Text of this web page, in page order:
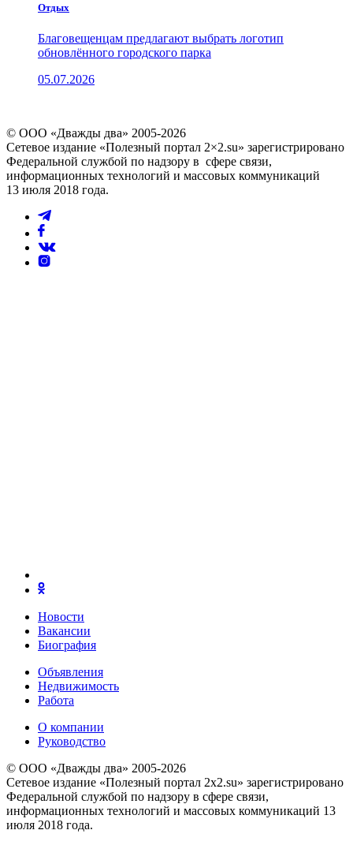
Отдых
Благовещенцам предлагают выбрать логотип
обновлённого городского парка
05.07.2026
© ООО «Дважды два» 2005-2026
Сетевое издание «Полезный портал 2×2.su» зарегистрировано
Федеральной службой по надзору в сфере связи,
информационных технологий и массовых коммуникаций
13 июля 2018 года.
Новости
Вакансии
Биография
Объявления
Недвижимость
Работа
О компании
Руководство
© ООО «Дважды два» 2005-2026
Сетевое издание «Полезный портал 2x2.su» зарегистрировано
Федеральной службой по надзору в сфере связи,
информационных технологий и массовых коммуникаций 13
июля 2018 года.